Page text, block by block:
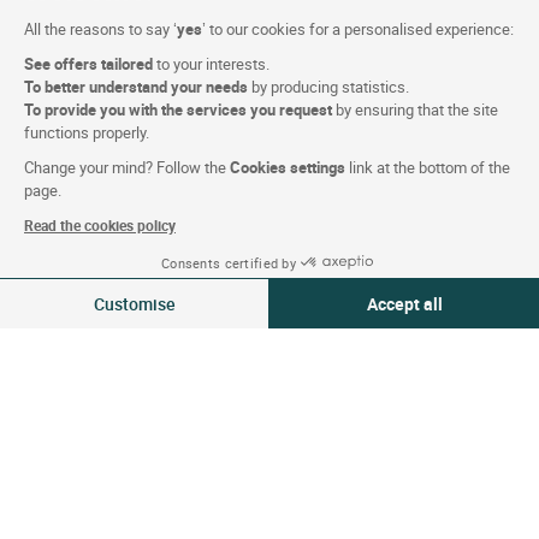
All the reasons to say ‘yes’ to our cookies for a personalised experience:
See offers tailoredto your interests.
To better understand your needs by producing statistics.
To provide you with the services you request by ensuring that the site
functions properly.
Change your mind? Follow theCookies settings link at the bottom of the
page.
Read the cookies policy
Consents certified by
Customise Accept all
08-09 Ago 2026
2 viajeros | 1 habitación
Condiciones de la página web
Mención legal
Protección de datos personales (RGPD)
Configuración de las cookies
CGV
Asistencia